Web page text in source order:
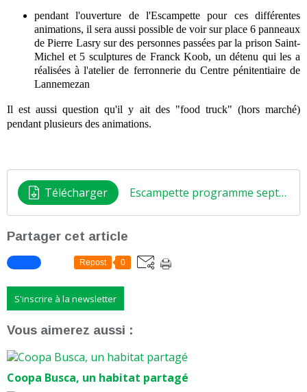
pendant l'ouverture de l'Escampette pour ces différentes
animations, il sera aussi possible de voir sur place 6 panneaux
de Pierre Lasry sur des personnes passées par la prison Saint-
Michel et 5 sculptures de Franck Koob, un détenu qui les a
réalisées à l'atelier de ferronnerie du Centre pénitentiaire de
Lannemezan
Il est aussi question qu'il y ait des "food truck" (hors marché)
pendant plusieurs des animations.
Télécharger Escampette programme sept-oct 2019
Partager cet article
Repost 0
S'inscrire à la newsletter
Vous aimerez aussi :
Coopa Busca, un habitat partagé